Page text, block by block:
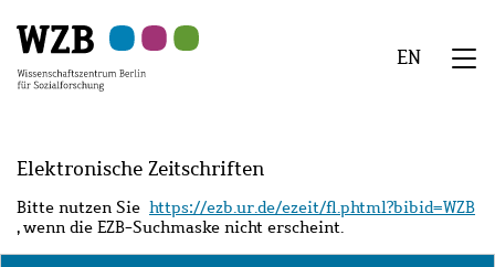
Hauptinhalt
springen
Navigation
springen
Suche
springen
Sekundärnavigation
springen
Fußzeile
springen
EN
Elektronische Zeitschriften
Bitte nutzen Sie https://ezb.ur.de/ezeit/fl.phtml?bibid=WZB
, wenn die EZB-Suchmaske nicht erscheint.